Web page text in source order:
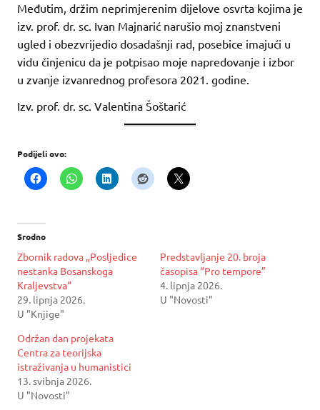
Međutim, držim neprimjerenim dijelove osvrta kojima je
izv. prof. dr. sc. Ivan Majnarić narušio moj znanstveni
ugled i obezvrijedio dosadašnji rad, posebice imajući u
vidu činjenicu da je potpisao moje napredovanje i izbor
u zvanje izvanrednog profesora 2021. godine.
Izv. prof. dr. sc. Valentina Šoštarić
Podijeli ovo:
Srodno
Zbornik radova „Posljedice
nestanka Bosanskoga
Kraljevstva“
29. lipnja 2026.
U "Knjige"
Predstavljanje 20. broja
časopisa “Pro tempore”
4. lipnja 2026.
U "Novosti"
Održan dan projekata
Centra za teorijska
istraživanja u humanistici
13. svibnja 2026.
U "Novosti"